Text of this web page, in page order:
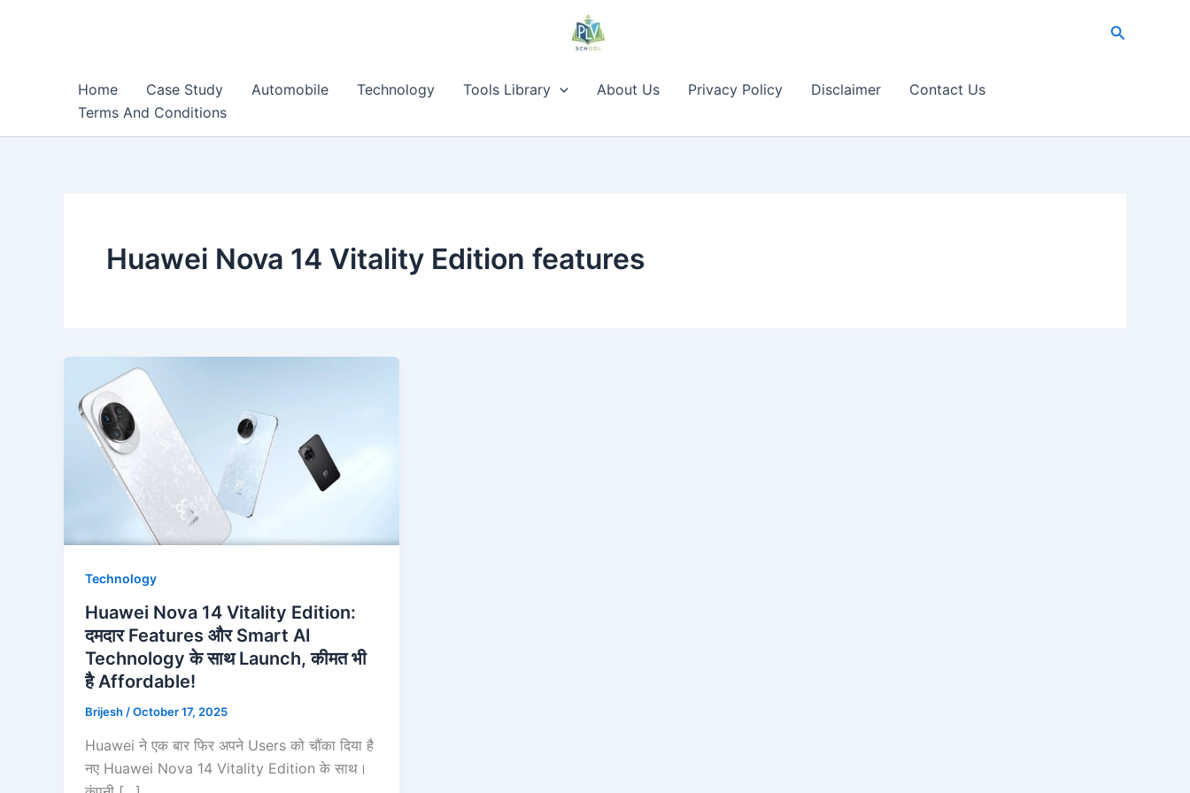
Search
Home Case Study Automobile Technology Tools Library About Us Privacy Policy Disclaimer
Contact Us
Terms And Conditions
Huawei Nova 14 Vitality Edition features
Technology
Huawei Nova 14 Vitality Edition:
दमदार Features और Smart AI
Technology के साथ Launch, कीमत भी
है Affordable!
Brijesh /October 17, 2025
Huawei ने एक बार फिर अपने Users को चौंका दिया है
नए Huawei Nova 14 Vitality Edition के साथ।